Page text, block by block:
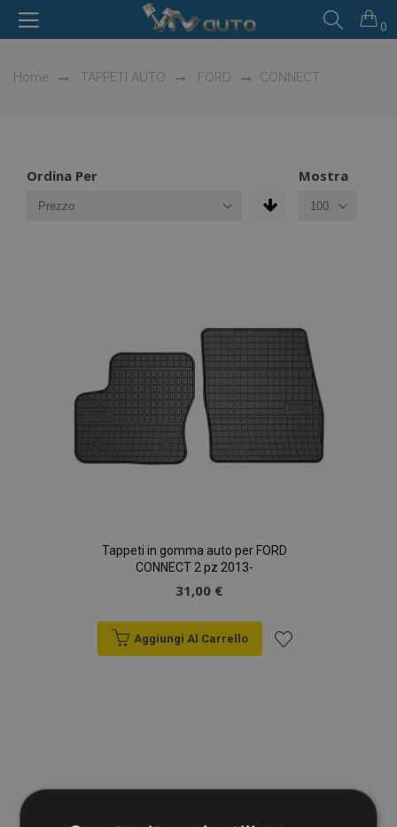
0
Home TAPPETI AUTO FORD CONNECT
Ordina Per Mostra
Tappeti in gomma auto per FORD
CONNECT 2 pz 2013-
31,00 €
Aggiungi Al Carrello